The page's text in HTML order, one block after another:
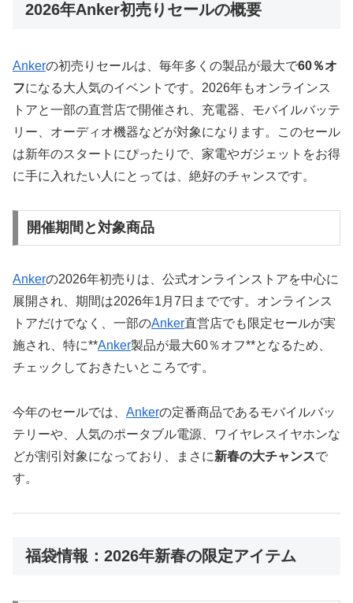
2026年Anker初売りセールの概要
Ankerの初売りセールは、毎年多くの製品が最大で60％オ
フになる大人気のイベントです。2026年もオンラインス
トアと一部の直営店で開催され、充電器、モバイルバッテ
リー、オーディオ機器などが対象になります。このセール
は新年のスタートにぴったりで、家電やガジェットをお得
に手に入れたい人にとっては、絶好のチャンスです。
開催期間と対象商品
Ankerの2026年初売りは、公式オンラインストアを中心に
展開され、期間は2026年1月7日までです。オンラインス
トアだけでなく、一部のAnker直営店でも限定セールが実
施され、特に**Anker製品が最大60％オフ**となるため、
チェックしておきたいところです。
今年のセールでは、 Ankerの定番商品であるモバイルバッ
テリーや、人気のポータブル電源、ワイヤレスイヤホンな
どが割引対象になっており、まさに新春の大チャンスで
す。
福袋情報：2026年新春の限定アイテム